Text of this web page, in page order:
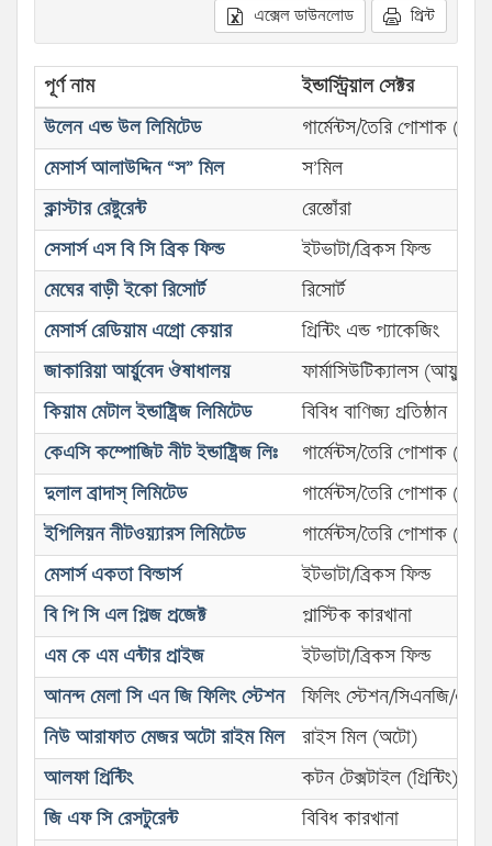
এক্সেল ডাউনলোড প্রিন্ট
পূর্ণ নাম
ইন্ডাস্ট্রিয়াল সেক্টর
উলেন এন্ড উল লিমিটেড
গার্মেন্টস/তৈরি পোশাক (নীট)
মেসার্স আলাউদ্দিন “স” মিল
স’মিল
ক্লাস্টার রেষ্টুরেন্ট
রেস্তোঁরা
সেসার্স এস বি সি ব্রিক ফিল্ড
ইটভাটা/ব্রিকস ফিল্ড
মেঘের বাড়ী ইকো রিসোর্ট
রিসোর্ট
মেসার্স রেডিয়াম এগ্রো কেয়ার
প্রিন্টিং এন্ড প্যাকেজিং
জাকারিয়া আর্য়ুবেদ ঔষাধালয়
ফার্মাসিউটিক্যালস (আয়ুর্বেদ)
কিয়াম মেটাল ইন্ডাষ্ট্রিজ লিমিটেড
বিবিধ বাণিজ্য প্রতিষ্ঠান
কেএসি কম্পোজিট নীট ইন্ডাষ্ট্রিজ লিঃ
গার্মেন্টস/তৈরি পোশাক (নীট)
দুলাল ব্রাদাস্ লিমিটেড
গার্মেন্টস/তৈরি পোশাক (নীট)
ইপিলিয়ন নীটওয়্যারস লিমিটেড
গার্মেন্টস/তৈরি পোশাক (নীট)
মেসার্স একতা বিল্ডার্স
ইটভাটা/ব্রিকস ফিল্ড
বি পি সি এল প্লিজ প্রজেক্ট
প্লাস্টিক কারখানা
এম কে এম এন্টার প্রাইজ
ইটভাটা/ব্রিকস ফিল্ড
আনন্দ মেলা সি এন জি ফিলিং স্টেশন
ফিলিং স্টেশন/সিএনজি/
নিউ আরাফাত মেজর অটো রাইম মিল
রাইস মিল (অটো)
আলফা প্রিন্টিং
কটন টেক্সটাইল (প্রিন্টিং)
জি এফ সি রেসটুরেন্ট
বিবিধ কারখানা